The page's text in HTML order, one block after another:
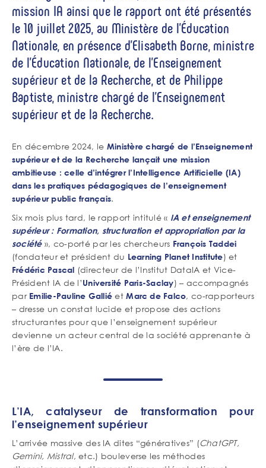
mission IA ainsi que le rapport ont été présentés
le 10 juillet 2025, au Ministère de l’Éducation
Nationale, en présence d’Elisabeth Borne, ministre
de l’Éducation Nationale, de l’Enseignement
supérieur et de la Recherche, et de Philippe
Baptiste, ministre chargé de l’Enseignement
supérieur et de la Recherche.
En décembre 2024, le Ministère chargé de l’Enseignement
supérieur et de la Recherche lançait une mission
ambitieuse : celle d’intégrer l’Intelligence Artificielle (IA)
dans les pratiques pédagogiques de l’enseignement
supérieur public français.
Six mois plus tard, le rapport intitulé « IA et enseignement
supérieur : Formation, structuration et appropriation par la
société», co-porté par les chercheurs François Taddei
(fondateur et président du Learning Planet Institute) et
Frédéric Pascal (directeur de l’Institut DataIA et Vice-
Président IA de l’Université Paris-Saclay) – accompagnés
par Emilie-Pauline Gallié etMarc de Falco, co-rapporteurs
– dresse un constat lucide et propose des actions
structurantes pour que l’enseignement supérieur
devienne un acteur central de la société apprenante à
l’ère de l’IA.
L’IA, catalyseur de transformation pour
l’enseignement supérieur
L’arrivée massive des IA dites “génératives” (ChatGPT,
Gemini, Mistral, etc.) bouleverse les méthodes